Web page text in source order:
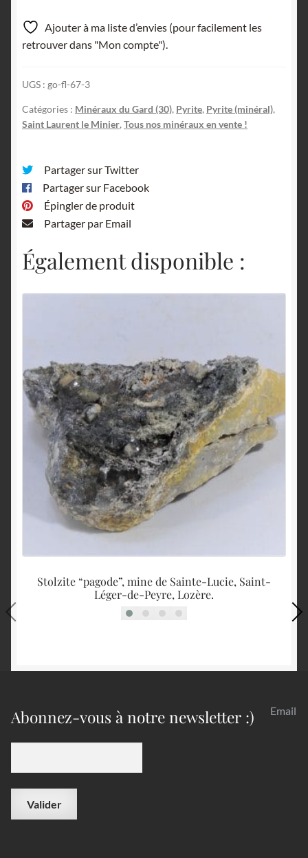
de
Pyrite,
Les
Mine
des
Malines,
le-
Minier,
Gard.
Ajouter à ma liste d’envies (pour facilement les
retrouver dans "Mon compte").
UGS : go-fl-67-3
Catégories : Minéraux du Gard (30), Pyrite, Pyrite (minéral),
Saint Laurent le Minier, Tous nos minéraux en vente !
Partager sur Twitter
Partager sur Facebook
Épingler de produit
Partager par Email
Également disponible :
Stolzite “pagode”, mine de Sainte-Lucie, Saint-
Léger-de-Peyre, Lozère.
Abonnez-vous à notre newsletter :) Email